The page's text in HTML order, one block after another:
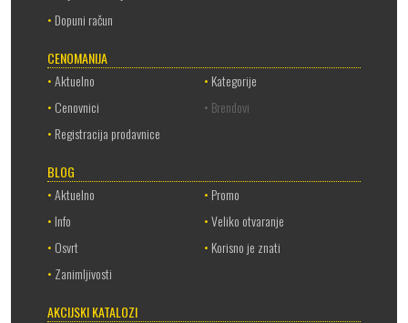
• Dopuni račun
CENOMANIJA
•Aktuelno • Kategorije
• Cenovnici
• Brendovi
• Registracija prodavnice
BLOG
•Aktuelno • Promo
• Info •Veliko otvaranje
• Osvrt • Korisno je znati
• Zanimljivosti
AKCIJSKI KATALOZI